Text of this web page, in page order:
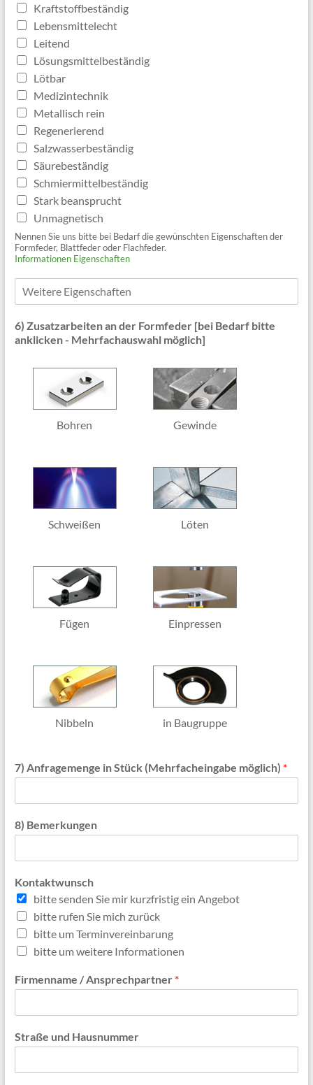
Kraftstoffbeständig
Lebensmittelecht
Leitend
Lösungsmittelbeständig
Lötbar
Medizintechnik
Metallisch rein
Regenerierend
Salzwasserbeständig
Säurebeständig
Schmiermittelbeständig
Stark beansprucht
Unmagnetisch
Nennen Sie uns bitte bei Bedarf die gewünschten Eigenschaften der
Formfeder, Blattfeder oder Flachfeder.
Informationen Eigenschaften
t
e
6) Zusatzarbeiten an der Formfeder [bei Bedarf bitte
anklicken - Mehrfachauswahl möglich]
Bohren Gewinde
Schweißen Löten
Fügen Einpressen
Nibbeln in Baugruppe
7) Anfragemenge in Stück (Mehrfacheingabe möglich) *
8) Bemerkungen
Kontaktwunsch
bitte senden Sie mir kurzfristig ein Angebot
bitte rufen Sie mich zurück
bitte um Terminvereinbarung
bitte um weitere Informationen
Firmenname / Ansprechpartner *
Straße und Hausnummer